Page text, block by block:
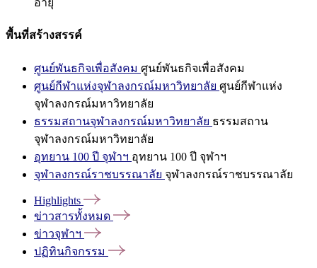
อายุ
พื้นที่สร้างสรรค์
ศูนย์พันธกิจเพื่อสังคม ศูนย์พันธกิจเพื่อสังคม
ศูนย์กีฬาแห่งจุฬาลงกรณ์มหาวิทยาลัย ศูนย์กีฬาแห่ง
จุฬาลงกรณ์มหาวิทยาลัย
ธรรมสถานจุฬาลงกรณ์มหาวิทยาลัย ธรรมสถาน
จุฬาลงกรณ์มหาวิทยาลัย
อุทยาน 100 ปี จุฬาฯ อุทยาน 100 ปี จุฬาฯ
จุฬาลงกรณ์ราชบรรณาลัย จุฬาลงกรณ์ราชบรรณาลัย
Highlights
ข่าวสารทั้งหมด
ข่าวจุฬาฯ
ปฏิทินกิจกรรม